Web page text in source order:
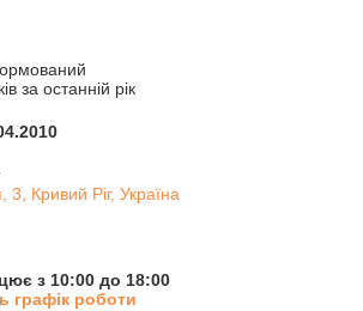
за останній рік
Кривий Ріг, Україна
з 10:00 до 18:00
графік роботи